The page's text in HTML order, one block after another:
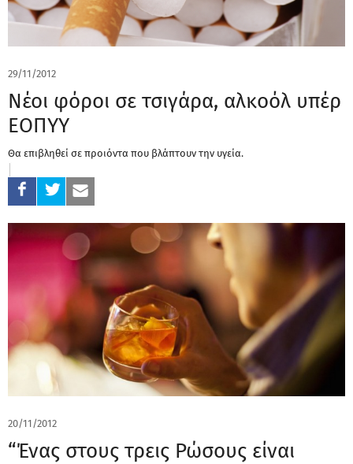
29/11/2012
Νέοι φόροι σε τσιγάρα, αλκοόλ υπέρ
ΕΟΠΥΥ
Θα επιβληθεί σε προιόντα που βλάπτουν την υγεία.
20/11/2012
“Ένας στους τρεις Ρώσους είναι